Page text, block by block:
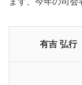
有吉 弘行